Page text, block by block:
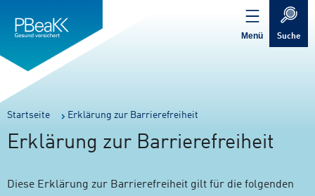
springen
springen
Verweis
zur
Menü Suche
Sie
sind
hier:
Startseite Erklärung zur Barrierefreiheit
Erklärung zur Barrierefreiheit
Diese Erklärung zur Barrierefreiheit gilt für die folgenden